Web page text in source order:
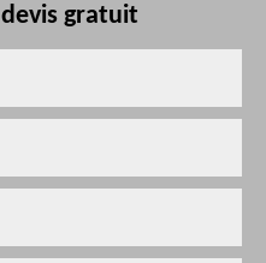
gratuit